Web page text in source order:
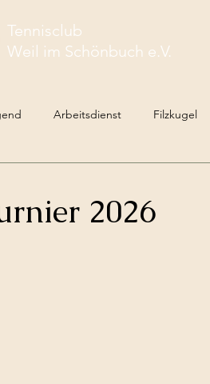
Tennisclub
Weil im Schönbuch e.V.
Arbeitsdienst Filzkugel
2026